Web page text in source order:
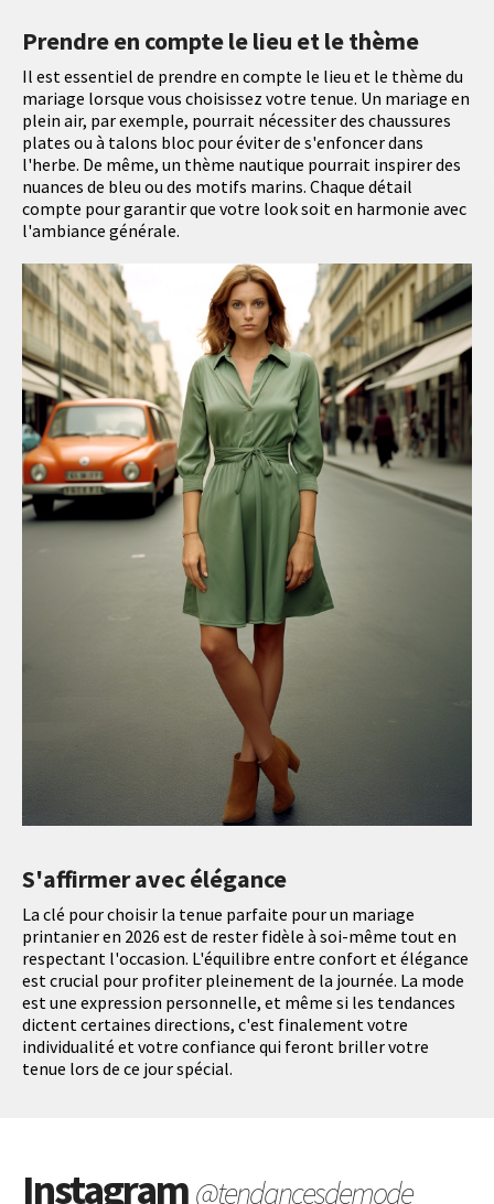
Prendre en compte le lieu et le thème
Il est essentiel de prendre en compte le lieu et le thème du
mariage lorsque vous choisissez votre tenue. Un mariage en
plein air, par exemple, pourrait nécessiter des chaussures
plates ou à talons bloc pour éviter de s'enfoncer dans
l'herbe. De même, un thème nautique pourrait inspirer des
nuances de bleu ou des motifs marins. Chaque détail
compte pour garantir que votre look soit en harmonie avec
l'ambiance générale.
S'affirmer avec élégance
La clé pour choisir la tenue parfaite pour un mariage
printanier en 2026 est de rester fidèle à soi-même tout en
respectant l'occasion. L'équilibre entre confort et élégance
est crucial pour profiter pleinement de la journée. La mode
est une expression personnelle, et même si les tendances
dictent certaines directions, c'est finalement votre
individualité et votre confiance qui feront briller votre
tenue lors de ce jour spécial.
Instagram@tendancesdemode